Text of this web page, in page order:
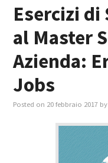
Esercizi
al Master
Azienda:
Jobs
Posted on 20 febbraio 2017